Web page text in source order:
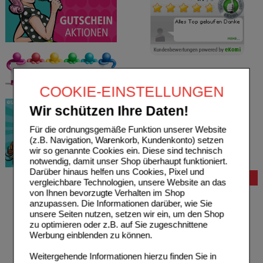
COOKIE-EINSTELLUNGEN
Wir schützen Ihre Daten!
Für die ordnungsgemäße Funktion unserer Website
(z.B. Navigation, Warenkorb, Kundenkonto) setzen
wir so genannte Cookies ein. Diese sind technisch
notwendig, damit unser Shop überhaupt funktioniert.
Darüber hinaus helfen uns Cookies, Pixel und
vergleichbare Technologien, unsere Website an das
von Ihnen bevorzugte Verhalten im Shop
anzupassen. Die Informationen darüber, wie Sie
unsere Seiten nutzen, setzen wir ein, um den Shop
zu optimieren oder z.B. auf Sie zugeschnittene
Werbung einblenden zu können.
Weitergehende Informationen hierzu finden Sie in
Bestellung
Hilfe zur Anmeldung
Hilfe zum Bestellvorgang
Zahlungsmöglichkeiten
Rezepte einlösen
Freiumschläge anfordern
Auslandsbestellung